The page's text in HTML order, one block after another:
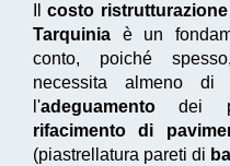
Ilcosto
Tarquinia è un
conto, poiché
necessita almeno di
l'adeguamento dei
rifacimento di
(piastrellatura pareti di